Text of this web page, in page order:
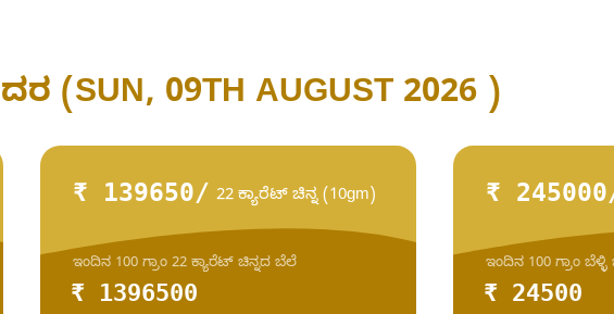
(SUN, 09TH AUGUST 2026 )
₹ 139650/ 22 ಕ್ಯಾರೆಟ್ ಚಿನ್ನ (10gm)
₹ 1396500
ಇಂದಿನ 100 ಗ್ರಾಂ 22 ಕ್ಯಾರೆಟ್ ಚಿನ್ನದ ಬೆಲೆ
₹
₹ 24500
ಇಂದಿನ 100 ಗ್ರಾಂ